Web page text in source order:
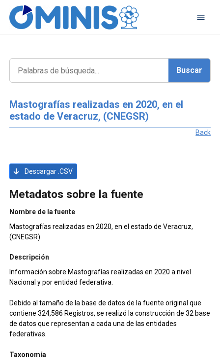
Mastografías realizadas en 2020, en el
estado de Veracruz, (CNEGSR)
Back
Descargar .CSV
Metadatos sobre la fuente
Nombre de la fuente
Mastografías realizadas en 2020, en el estado de Veracruz,
(CNEGSR)
Descripción
Información sobre Mastografías realizadas en 2020 a nivel
Nacional y por entidad federativa.
Debido al tamaño de la base de datos de la fuente original que
contiene 324,586 Registros, se realizó la construcción de 32 base
de datos que representan a cada una de las entidades
federativas.
Taxonomía